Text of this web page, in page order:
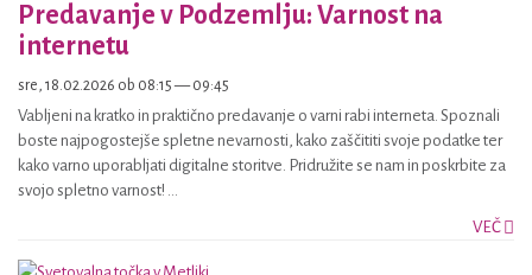
Predavanje v Podzemlju: Varnost na
internetu
sre, 18.02.2026 ob 08:15 — 09:45
Vabljeni na kratko in praktično predavanje o varni rabi interneta. Spoznali
boste najpogostejše spletne nevarnosti, kako zaščititi svoje podatke ter
kako varno uporabljati digitalne storitve. Pridružite se nam in poskrbite za
svojo spletno varnost! ...
VEČ